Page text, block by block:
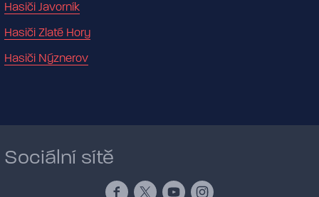
Hasiči Javorník
Hasiči Zlaté Hory
Hasiči Nýznerov
Sociální sítě